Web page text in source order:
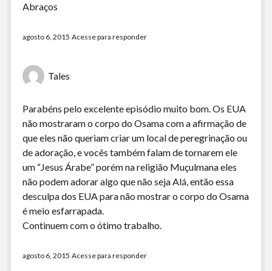
Abraços
agosto 6, 2015 Acesse para responder
Tales
Parabéns pelo excelente episódio muito bom. Os EUA
não mostraram o corpo do Osama com a afirmação de
que eles não queriam criar um local de peregrinação ou
de adoração, e vocês também falam de tornarem ele
um “Jesus Árabe” porém na religião Muçulmana eles
não podem adorar algo que não seja Alá, então essa
desculpa dos EUA para não mostrar o corpo do Osama
é meio esfarrapada.
Continuem com o ótimo trabalho.
agosto 6, 2015 Acesse para responder